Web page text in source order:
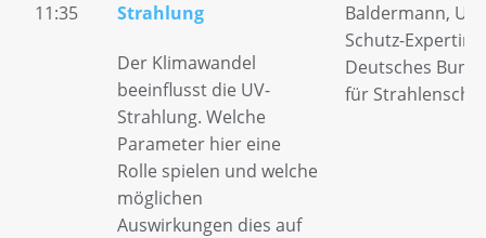
11:35
Strahlung
Der Klimawandel
beeinflusst die UV-
Strahlung. Welche
Parameter hier eine
Rolle spielen und welche
möglichen
Auswirkungen dies auf
Baldermann, UV-
Schutz-Expertin,
Deutsches
für